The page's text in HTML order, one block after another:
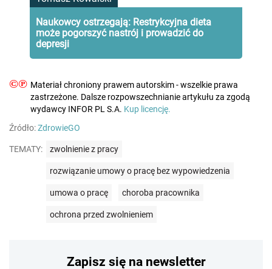
Naukowcy ostrzegają: Restrykcyjna dieta
może pogorszyć nastrój i prowadzić do
depresji
©℗ Materiał chroniony prawem autorskim - wszelkie prawa
zastrzeżone. Dalsze rozpowszechnianie artykułu za zgodą
wydawcy INFOR PL S.A. Kup licencję.
Źródło:ZdrowieGO
TEMATY: zwolnienie z pracy
rozwiązanie umowy o pracę bez wypowiedzenia
umowa o pracę choroba pracownika
ochrona przed zwolnieniem
Zapisz się na newsletter